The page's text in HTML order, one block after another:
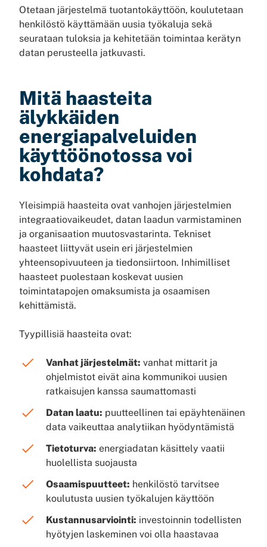
Otetaan järjestelmä tuotantokäyttöön, koulutetaan
henkilöstö käyttämään uusia työkaluja sekä
seurataan tuloksia ja kehitetään toimintaa kerätyn
datan perusteella jatkuvasti.
Mitä haasteita
älykkäiden
energiapalveluiden
käyttöönotossa voi
kohdata?
Yleisimpiä haasteita ovat vanhojen järjestelmien
integraatiovaikeudet, datan laadun varmistaminen
ja organisaation muutosvastarinta. Tekniset
haasteet liittyvät usein eri järjestelmien
yhteensopivuuteen ja tiedonsiirtoon. Inhimilliset
haasteet puolestaan koskevat uusien
toimintatapojen omaksumista ja osaamisen
kehittämistä.
Tyypillisiä haasteita ovat:
Vanhat järjestelmät: vanhat mittarit ja
ohjelmistot eivät aina kommunikoi uusien
ratkaisujen kanssa saumattomasti
Datan laatu: puutteellinen tai epäyhtenäinen
data vaikeuttaa analytiikan hyödyntämistä
Tietoturva: energiadatan käsittely vaatii
huolellista suojausta
Osaamispuutteet: henkilöstö tarvitsee
koulutusta uusien työkalujen käyttöön
Kustannusarviointi: investoinnin todellisten
hyötyjen laskeminen voi olla haastavaa